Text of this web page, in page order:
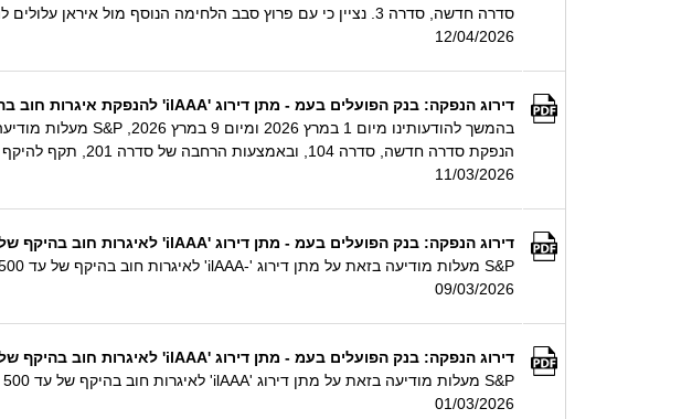
סדרה חדשה, סדרה 3. נציין כי עם פרוץ סבב הלחימה הנוסף מול איראן עלולים להתגבר הסיכונים הביטחוניים
12/04/2026
דירוג הנפקה: בנק הפועלים בעמ - מתן דירוג 'ilAAA' להנפקת איגרות חוב בהיקף של עד 3.3 מיליארד ₪ ע.נ.
הנפקת סדרה חדשה, סדרה 104, ובאמצעות הרחבה של סדרה 201, תקף להיקף כולל של עד 3.3 מיליארד ₪ ע.נ.
11/03/2026
דירוג הנפקה: בנק הפועלים בעמ - מתן דירוג 'ilAAA' לאיגרות חוב בהיקף של עד 500 מיליון ₪ ע.נ.
S&P מעלות מודיעה בזאת על מתן דירוג '-ilAAA' לאיגרות חוב בהיקף של עד 500 מיליון ₪ ע.נ. שינפיק בנק הפועלים בע"מ (ilAAA\Stable/ilA1+) באמצעות הרחבת סדרה 201.
09/03/2026
דירוג הנפקה: בנק הפועלים בעמ - מתן דירוג 'ilAAA' לאיגרות חוב בהיקף של עד 500 מיליון ₪ ע.נ.
S&P מעלות מודיעה בזאת על מתן דירוג 'ilAAA' לאיגרות חוב בהיקף של עד 500 מיליון ₪ ע.נ. שינפיק הבנק באמצעות הנפקת סדרה חדשה, סדרה 104 ובאמצעות הרחבת סדרה 201.
01/03/2026